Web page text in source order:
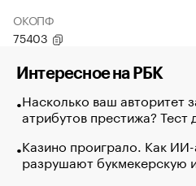
ОКОПФ
75403
Интересное на РБК
Насколько ваш авторитет
атрибутов престижа? Тест
Казино проиграло. Как
разрушают букмекерскую